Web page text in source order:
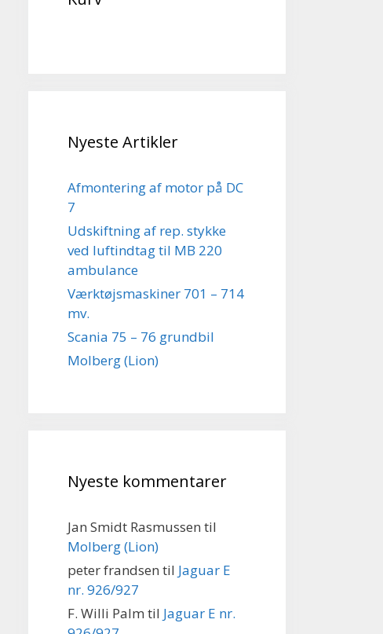
Nyeste Artikler
Afmontering af motor på DC
7
Udskiftning af rep. stykke
ved luftindtag til MB 220
ambulance
Værktøjsmaskiner 701 – 714
mv.
Scania 75 – 76 grundbil
Molberg (Lion)
Nyeste kommentarer
Jan Smidt Rasmussen til
Molberg (Lion)
peter frandsen til Jaguar E
nr. 926/927
F. Willi Palm til Jaguar E nr.